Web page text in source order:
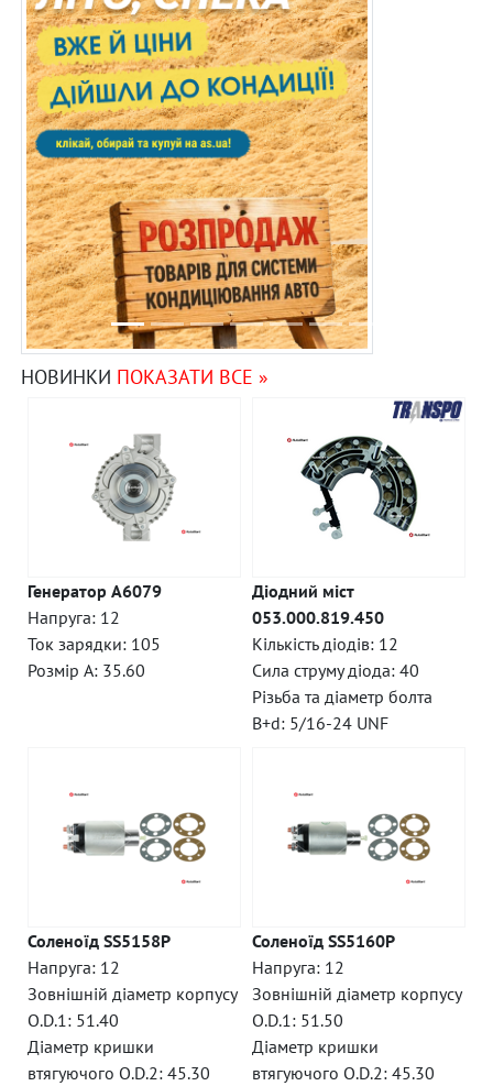
НОВИНКИ ПОКАЗАТИ ВСЕ »
Генератор A6079
Напруга: 12
Ток зарядки: 105
Розмір A: 35.60
Діодний міст
053.000.819.450
Кількість діодів: 12
Сила струму діода: 40
Різьба та діаметр болта
B+d: 5/16-24 UNF
Соленоїд SS5158P
Напруга: 12
Зовнішній діаметр корпусу
O.D.1: 51.40
Діаметр кришки
втягуючого O.D.2: 45.30
Соленоїд SS5160P
Напруга: 12
Зовнішній діаметр корпусу
O.D.1: 51.50
Діаметр кришки
втягуючого O.D.2: 45.30